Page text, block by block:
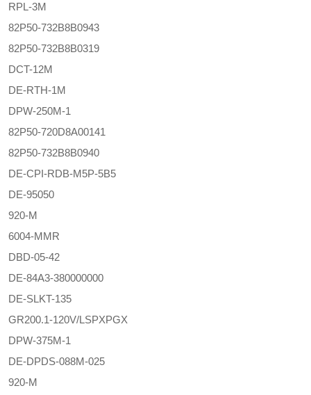
RPL-3M
82P50-732B8B0943
82P50-732B8B0319
DCT-12M
DE-RTH-1M
DPW-250M-1
82P50-720D8A00141
82P50-732B8B0940
DE-CPI-RDB-M5P-5B5
DE-95050
920-M
6004-MMR
DBD-05-42
DE-84A3-380000000
DE-SLKT-135
GR200.1-120V/LSPXPGX
DPW-375M-1
DE-DPDS-088M-025
920-M